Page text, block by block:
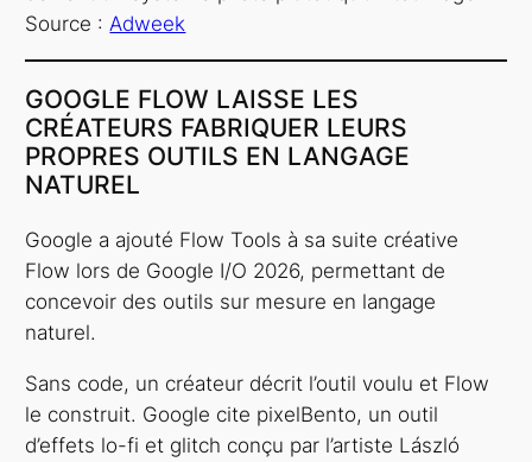
Source : Adweek
GOOGLE FLOW LAISSE LES
CRÉATEURS FABRIQUER LEURS
PROPRES OUTILS EN LANGAGE
NATUREL
Google a ajouté Flow Tools à sa suite créative
Flow lors de Google I/O 2026, permettant de
concevoir des outils sur mesure en langage
naturel.
Sans code, un créateur décrit l’outil voulu et Flow
le construit. Google cite pixelBento, un outil
d’effets lo-fi et glitch conçu par l’artiste László